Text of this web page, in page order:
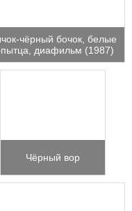
чёрный бочок, белые
диафильм (1987)
Чёрный вор